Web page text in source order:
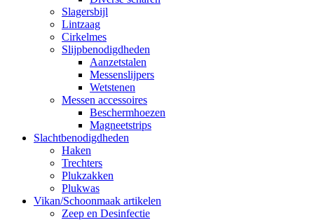
Slagersbijl
Lintzaag
Cirkelmes
Slijpbenodigdheden
Aanzetstalen
Messenslijpers
Wetstenen
Messen accessoires
Beschermhoezen
Magneetstrips
Slachtbenodigdheden
Haken
Trechters
Plukzakken
Plukwas
Vikan/Schoonmaak artikelen
Zeep en Desinfectie